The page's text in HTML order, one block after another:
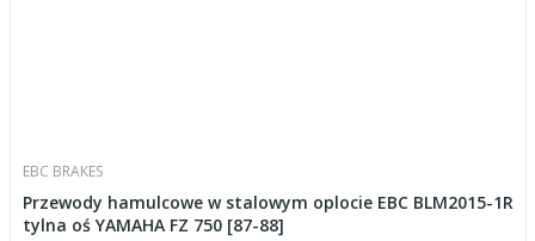
EBC BRAKES
Przewody hamulcowe w stalowym oplocie EBC BLM2015-1R
tylna oś YAMAHA FZ 750 [87-88]